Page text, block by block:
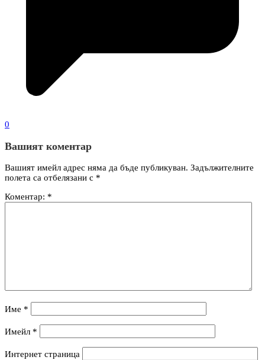
0
Вашият коментар
Вашият имейл адрес няма да бъде публикуван. Задължителните
полета са отбелязани с *
Коментар: *
Име *
Имейл *
Интернет страница